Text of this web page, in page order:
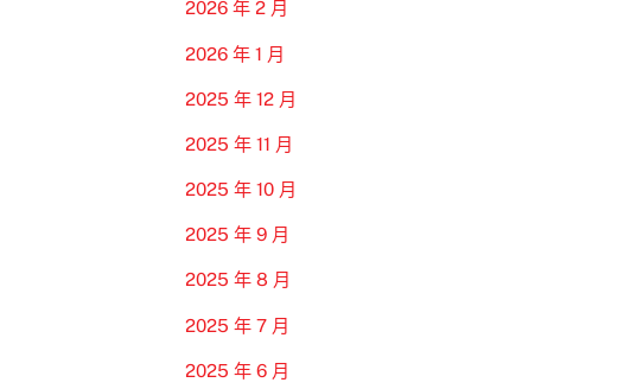
2026 年 2 月
2026 年 1 月
2025 年 12 月
2025 年 11 月
2025 年 10 月
2025 年 9 月
2025 年 8 月
2025 年 7 月
2025 年 6 月